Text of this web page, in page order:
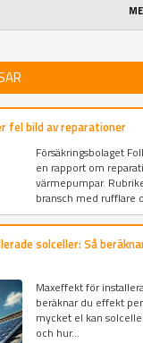
fel bild av reparationer
Försäkringsbolaget
en rapport om
värmepumpar.
bransch med rufflare
solceller: Så
Maxeffekt för
beräknar du effekt
mycket el kan
och hur...